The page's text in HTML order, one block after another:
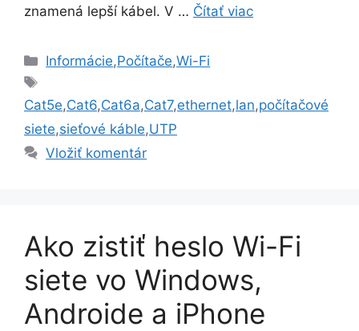
znamená lepší kábel. V … Čítať viac
Kategórie
Informácie,Počítače,Wi-Fi
Cat5e,Cat6,Cat6a,Cat7,ethernet,lan,počítačové
siete,sieťové káble,UTP
Vložiť komentár
Ako zistiť heslo Wi-Fi
siete vo Windows,
Androide a iPhone